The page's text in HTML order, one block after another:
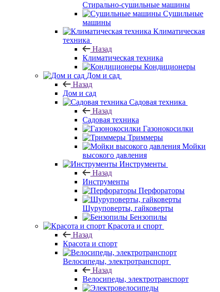
Стирально-сушильные машины
Сушильные
машины
Климатическая
техника
Назад
Климатическая техника
Кондиционеры
Дом и сад
Назад
Дом и сад
Садовая техника
Назад
Садовая техника
Газонокосилки
Триммеры
Мойки
высокого давления
Инструменты
Назад
Инструменты
Перфораторы
Шуруповерты, гайковерты
Бензопилы
Красота и спорт
Назад
Красота и спорт
Велосипеды, электротранспорт
Назад
Велосипеды, электротранспорт